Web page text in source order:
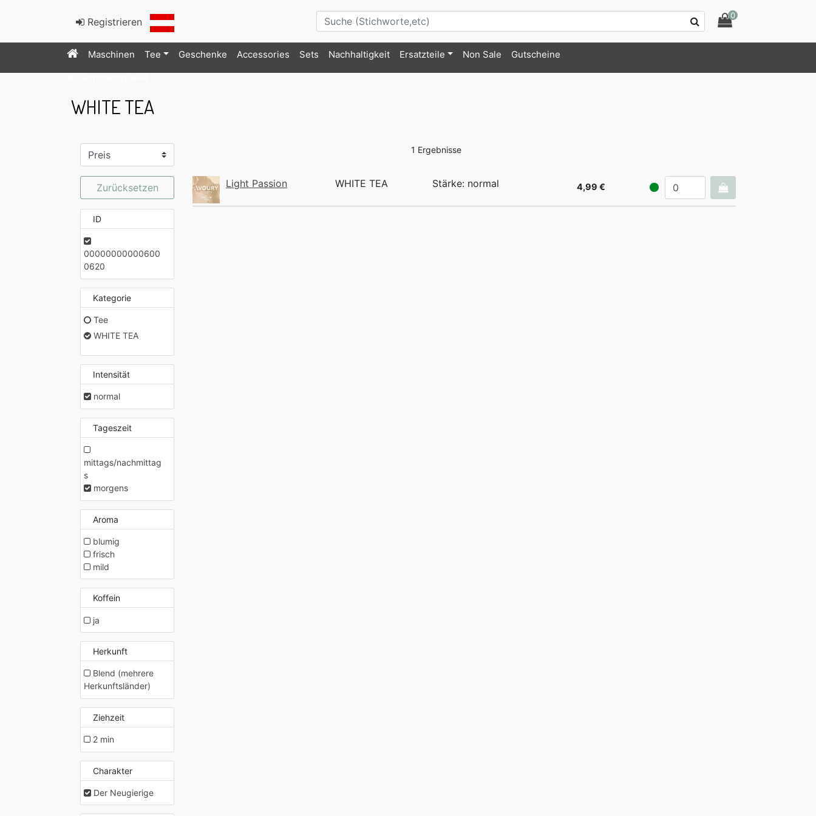
Registrieren
0
Maschinen Tee Geschenke Accessories Sets Nachhaltigkeit Ersatzteile Non Sale Gutscheine
WHITE TEA
1 Ergebnisse
Zurücksetzen
ID
00000000000600
0620
Kategorie
Tee
WHITE TEA
Intensität
normal
Tageszeit
mittags/nachmittag
s
morgens
Aroma
blumig
frisch
mild
Koffein
ja
Herkunft
Blend (mehrere
Herkunftsländer)
Ziehzeit
2 min
Charakter
Der Neugierige
Light Passion WHITE TEA Stärke: normal 4,99 €